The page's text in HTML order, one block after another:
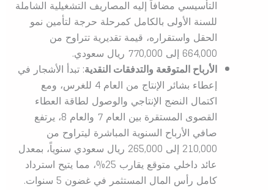
التأسيسي مضافاً إليه المصاريف التشغيلية الشاملة
للسنة الأولى بالكامل كمرحلة حرجة لتأمين نمو
الحقل واستقراره، قيمة تقديرية تتراوح من
664,000 إلى 770,000 ريال سعودي.
الأرباح المتوقعة والتدفقات النقدية: تبدأ الأشجار في
إعطاء بشائر الإنتاج من العام 4 للغرس، ومع
اكتمال النضج الإنتاجي والوصول لطاقة العطاء
القصوى المستقرة بين العام 7 والعام 8، يرتفع
صافي الأرباح السنوية المباشرة ليتراوح من
210,000 إلى 265,000 ريال سعودي سنوياً، بمعدل
عائد داخلي متوقع يقارب 25%، مما يتيح استرداد
كامل رأس المال المستثمر في غضون 5 سنوات.